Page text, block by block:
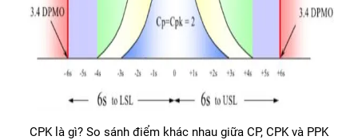
CPK là gì? So sánh điểm khác nhau giữa CP, CPK và PPK